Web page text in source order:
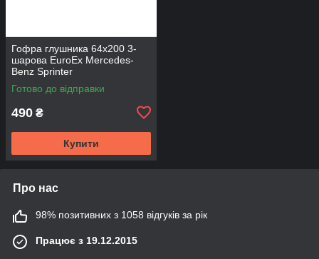
Гофра глушника 64х200 3-
шарова EuroEx Mercedes-
Benz Sprinter
Готово до відправки
490 ₴
Купити
Про нас
98% позитивних з 1058 відгуків за рік
Працює з 19.12.2015